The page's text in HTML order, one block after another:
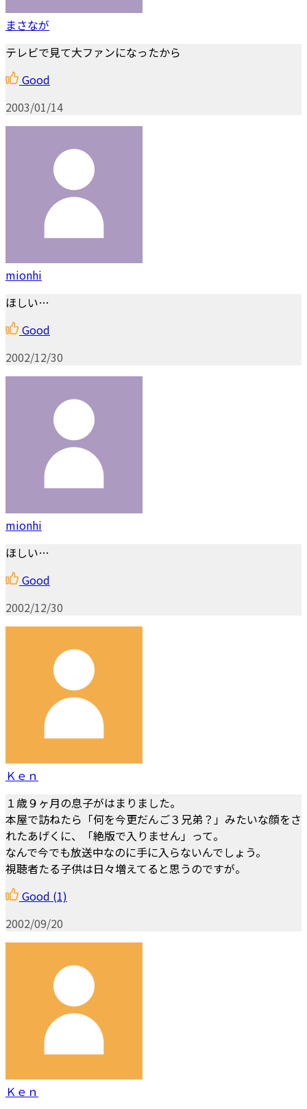
まさなが
テレビで見て大ファンになったから
Good
2003/01/14
mionhi
ほしい…
Good
2002/12/30
mionhi
ほしい…
Good
2002/12/30
Ｋｅｎ
１歳９ヶ月の息子がはまりました。
本屋で訪ねたら「何を今更だんご３兄弟？」みたいな顔をさ
れたあげくに、「絶版で入りません」って。
なんで今でも放送中なのに手に入らないんでしょう。
視聴者たる子供は日々増えてると思うのですが。
Good (1)
2002/09/20
Ｋｅｎ